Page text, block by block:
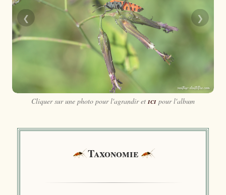
❮ ❯
Cliquer sur une photo pour l'agrandir et ici pour l'album
Taxonomie